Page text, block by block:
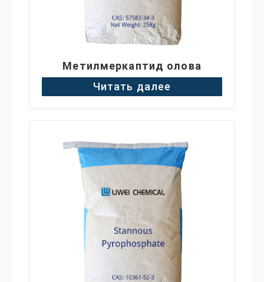
Метилмеркаптид олова
Читать далее